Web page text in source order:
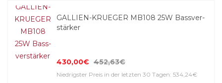
GALLIEN-KRUEGER MB108 25W Bass­ver­
stärker
430,00€ 452,63€
Niedrigster Preis in der letzten 30 Tagen: 534,24€